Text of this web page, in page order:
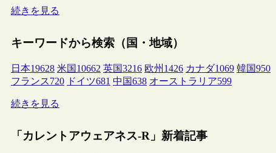
続きを見る
キーワードから検索（国・地域）
日本19628 米国 10662 英国3216 欧州 1426 カナダ1069 韓国950
フランス720 ドイツ681 中国638 オーストラリア599
続きを見る
「カレントアウェアネス-R」新着記事